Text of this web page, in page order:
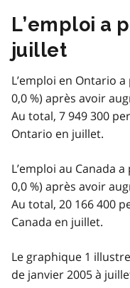
L’emploi a
juillet
L’emploi en Ontario
0,0 %) après avoir
Au total, 7 949 300
Ontario en juillet.
L’emploi au Canada
0,0 %) après avoir
Au total, 20 166 400
Canada en juillet.
Le graphique 1
de janvier 2005 à